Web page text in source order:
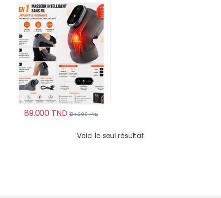
Douleurs Articulaires
89.000 TND 124.600TND
Voici le seul résultat